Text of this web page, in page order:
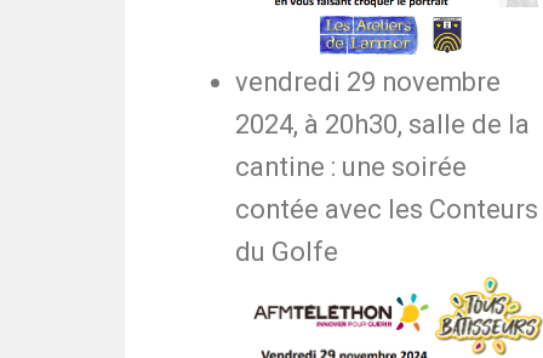
vendredi 29 novembre
2024, à 20h30, salle de la
cantine : une soirée
contée avec les Conteurs
du Golfe